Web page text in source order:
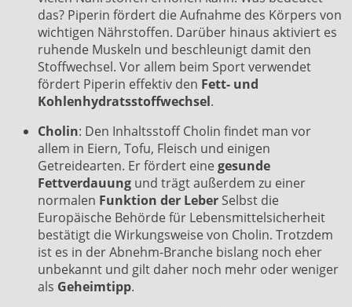
das? Piperin fördert die Aufnahme des Körpers von
wichtigen Nährstoffen. Darüber hinaus aktiviert es
ruhende Muskeln und beschleunigt damit den
Stoffwechsel. Vor allem beim Sport verwendet
fördert Piperin effektiv den Fett- und
Kohlenhydratsstoffwechsel.
Cholin: Den Inhaltsstoff Cholin findet man vor
allem in Eiern, Tofu, Fleisch und einigen
Getreidearten. Er fördert eine gesunde
Fettverdauung und trägt außerdem zu einer
normalen Funktion der Leber Selbst die
Europäische Behörde für Lebensmittelsicherheit
bestätigt die Wirkungsweise von Cholin. Trotzdem
ist es in der Abnehm-Branche bislang noch eher
unbekannt und gilt daher noch mehr oder weniger
als Geheimtipp.